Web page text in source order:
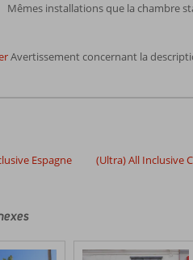
Mêmes installations que la chambre
Avertissement concernant la
Espagne (Ultra) All Inclusive